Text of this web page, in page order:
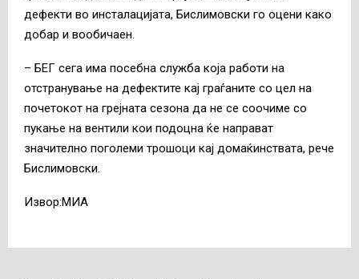
дефекти во инсталацијата, Бислимовски го оцени како
добар и вообичаен.
– БЕГ сега има посебна служба која работи на
отстранување на дефектите кај граѓаните со цел на
почетокот на грејната сезона да не се соочиме со
пукање на вентили кои подоцна ќе направат
значително поголеми трошоци кај домаќинствата, рече
Бислимовски.
Извор:МИА